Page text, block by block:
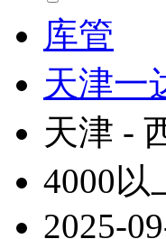
库管
天津一
天津 -
4000以
2025-